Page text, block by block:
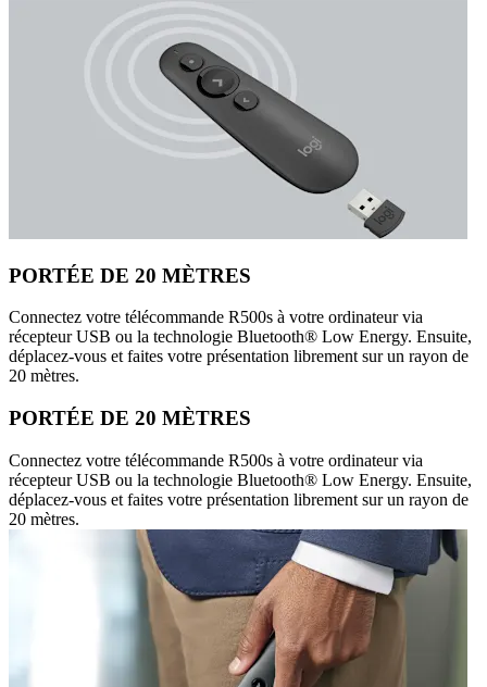
PORTÉE DE 20 MÈTRES
Connectez votre télécommande R500s à votre ordinateur via
récepteur USB ou la technologie Bluetooth® Low Energy. Ensuite,
déplacez-vous et faites votre présentation librement sur un rayon de
20 mètres.
PORTÉE DE 20 MÈTRES
Connectez votre télécommande R500s à votre ordinateur via
récepteur USB ou la technologie Bluetooth® Low Energy. Ensuite,
déplacez-vous et faites votre présentation librement sur un rayon de
20 mètres.